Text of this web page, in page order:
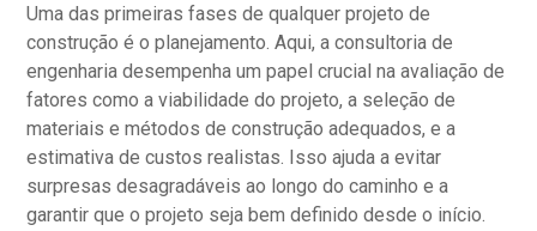
Uma das primeiras fases de qualquer projeto de
construção é o planejamento. Aqui, a consultoria de
engenharia desempenha um papel crucial na avaliação de
fatores como a viabilidade do projeto, a seleção de
materiais e métodos de construção adequados, e a
estimativa de custos realistas. Isso ajuda a evitar
surpresas desagradáveis ao longo do caminho e a
garantir que o projeto seja bem definido desde o início.